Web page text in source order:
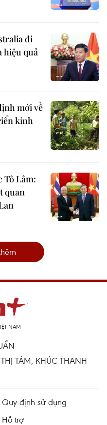
đi
hiệu quả
mới về
kinh
Tô Lâm:
quan
NAM
TÁM, KHÚC THANH
Quy định sử dụng
Hỗ trợ